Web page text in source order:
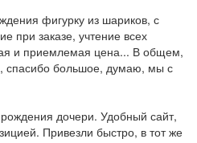
фигурку из шариков, с
при заказе, учтение всех
и приемлемая цена... В общем,
спасибо большое, думаю, мы с
дочери. Удобный сайт,
Привезли быстро, в тот же